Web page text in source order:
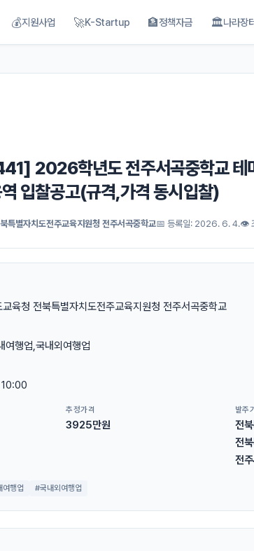
💰지원사업 🚀K-Startup 🏦정책자금 🏛나라장
2026학년도 전주서곡중학교 테
입찰공고(규격,가격 동시입찰)
특별자치도전주교육지원청 전주서곡중학교📅 등록일: 2026. 6. 4.👁
육청 전북특별자치도전주교육지원청 전주서곡중학교
여행업,국내외여행업
추정가격
3925만원
발주
전
전
전
여행업 #국내외여행업